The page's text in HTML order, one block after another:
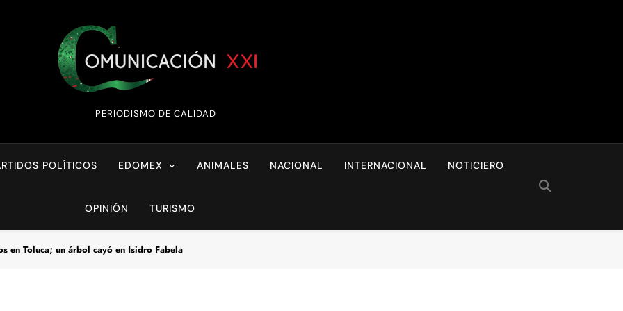
Comunicación XXI
PERIODISMO DE CALIDAD
POLÍTICOS EDOMEX ANIMALES NACIONAL INTERNACIONAL NOTICIERO
OPINIÓN TURISMO
en Toluca; un árbol cayó en Isidro Fabela